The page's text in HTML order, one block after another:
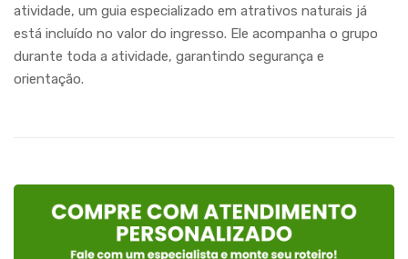
atividade, um guia especializado em atrativos naturais já
está incluído no valor do ingresso. Ele acompanha o grupo
durante toda a atividade, garantindo segurança e
orientação.